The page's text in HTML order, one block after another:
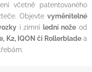
včetně patentovaného
Objevte vyměnitelné
i zimní lední nože od
K2, IQON či Rollerbladea